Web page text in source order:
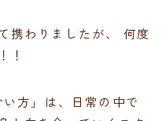
携わりましたが、 何度
！
方」は、日常の中で